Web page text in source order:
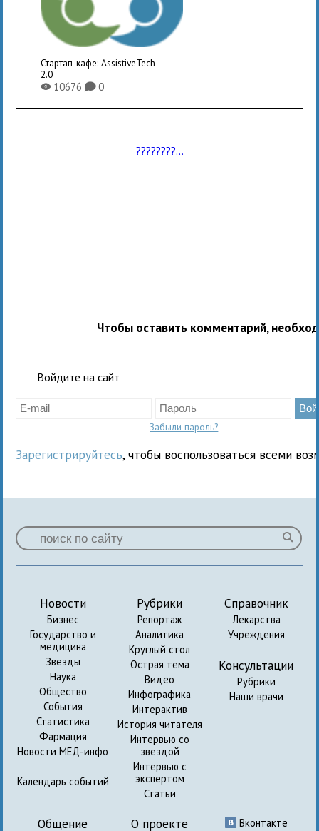
Стартап-кафе: AssistiveTech
2.0
X10676K0
????????...
Чтобы оставить комментарий,
Войдите на сайт
Забыли пароль?
Зарегистрируйтесь, чтобы воспользоваться всеми
Новости
Бизнес
Государство и
медицина
Звезды
Наука
Общество
События
Статистика
Фармация
Новости МЕД-инфо
Календарь событий
Рубрики
Репортаж
Аналитика
Круглый стол
Острая тема
Видео
Инфографика
Интерактив
История читателя
Интервью со
звездой
Интервью с
экспертом
Статьи
Справочник
Лекарства
Учреждения
Консультации
Рубрики
Наши врачи
Общение О проекте
Вконтакте